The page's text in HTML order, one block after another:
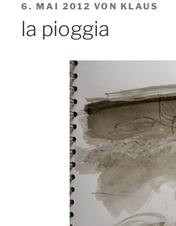
VERÖFFENTLICHT
AM
6. MAI 2012 VON KLAUS
la pioggia